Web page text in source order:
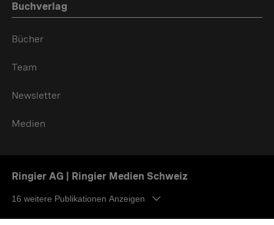
Buchverlag
Bücher
Team
Newsletter
Medien
Ringier AG | Ringier Medien Schweiz
16 weitere Publikationen Anzeigen